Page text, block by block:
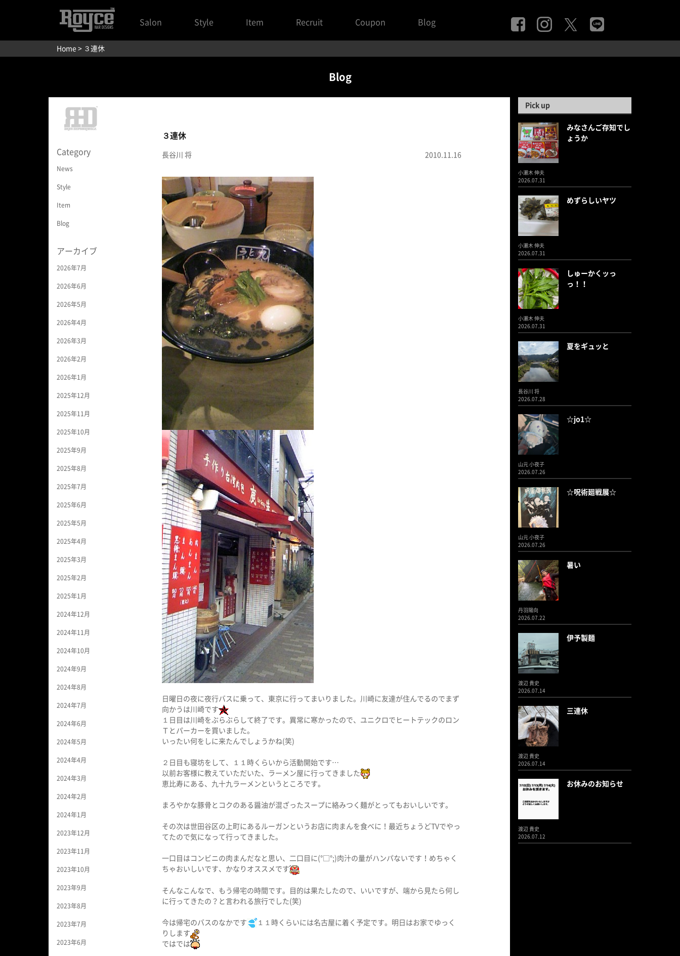
Salon Style Item Recruit Coupon Blog
Home > ３連休
Blog
Category
News
Style
Item
Blog
アーカイブ
2026年7月
2026年6月
2026年5月
2026年4月
2026年3月
2026年2月
2026年1月
2025年12月
2025年11月
2025年10月
2025年9月
2025年8月
2025年7月
2025年6月
2025年5月
2025年4月
2025年3月
2025年2月
2025年1月
2024年12月
2024年11月
2024年10月
2024年9月
2024年8月
2024年7月
2024年6月
2024年5月
2024年4月
2024年3月
2024年2月
2024年1月
2023年12月
2023年11月
2023年10月
2023年9月
2023年8月
2023年7月
2023年6月
３連休
長谷川 将 2010.11.16
日曜日の夜に夜行バスに乗って、東京に行ってまいりました。川崎に友達が住んでるのでまず
向かうは川崎です
１日目は川崎をぶらぶらして終了です。異常に寒かったので、ユニクロでヒートテックのロン
Ｔとパーカーを買いました。
いったい何をしに来たんでしょうかね(笑)
２日目も寝坊をして、１１時くらいから活動開始です…
以前お客様に教えていただいた、ラーメン屋に行ってきました
恵比寿にある、九十九ラーメンというところです。
まろやかな豚骨とコクのある醤油が混ざったスープに絡みつく麺がとってもおいしいです。
その次は世田谷区の上町にあるルーガンというお店に肉まんを食べに！最近ちょうどTVでやっ
てたので気になって行ってきました。
一口目はコンビニの肉まんだなと思い、二口目に(°□°;)肉汁の量がハンパないです！めちゃく
ちゃおいしいです、かなりオススメです
そんなこんなで、もう帰宅の時間です。目的は果たしたので、いいですが、端から見たら何し
に行ってきたの？と言われる旅行でした(笑)
今は帰宅のバスのなかです
１１時くらいには名古屋に着く予定です。明日はお家でゆっく
りします
ではでは
Pick up
みなさんご存知でし
ょうか
小瀬木 伸夫
2026.07.31
めずらしいヤツ
小瀬木 伸夫
2026.07.31
しゅーかくッっ
っ！！
小瀬木 伸夫
2026.07.31
夏をギュッと
長谷川 将
2026.07.28
☆jo1☆
山元 小夜子
2026.07.26
☆呪術廻戦展☆
山元 小夜子
2026.07.26
暑い
丹羽陽向
2026.07.22
伊予製麺
渡辺 貴史
2026.07.14
三連休
渡辺 貴史
2026.07.14
お休みのお知らせ
渡辺 貴史
2026.07.12